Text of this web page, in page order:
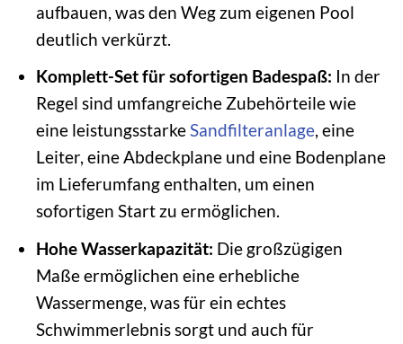
aufbauen, was den Weg zum eigenen Pool
deutlich verkürzt.
Komplett-Set für sofortigen Badespaß: In der
Regel sind umfangreiche Zubehörteile wie
eine leistungsstarkeSandfilteranlage, eine
Leiter, eine Abdeckplane und eine Bodenplane
im Lieferumfang enthalten, um einen
sofortigen Start zu ermöglichen.
Hohe Wasserkapazität: Die großzügigen
Maße ermöglichen eine erhebliche
Wassermenge, was für ein echtes
Schwimmerlebnis sorgt und auch für